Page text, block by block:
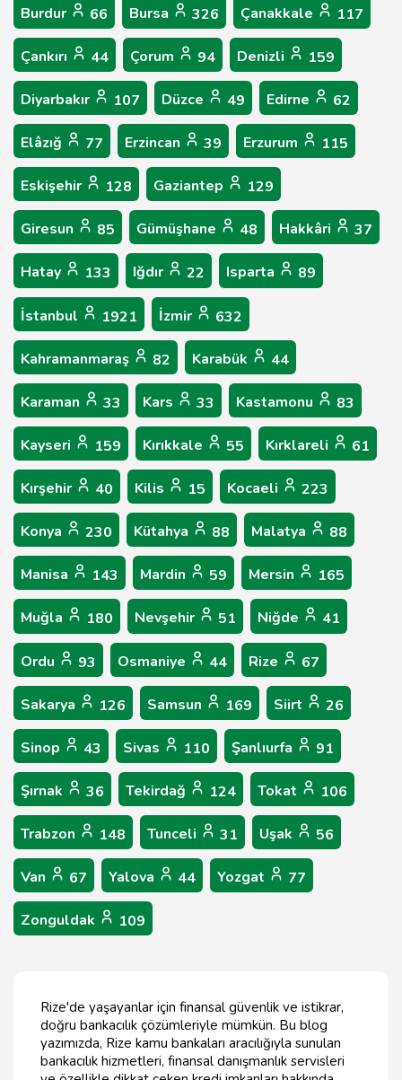
Burdur 66 Bursa 326 Çanakkale 117
Çankırı 44 Çorum 94 Denizli 159
Diyarbakır 107 Düzce 49 Edirne 62
Elâzığ 77 Erzincan 39 Erzurum 115
Eskişehir 128 Gaziantep 129
Giresun 85 Gümüşhane 48 Hakkâri 37
Hatay 133 Iğdır 22 Isparta 89
İstanbul 1921 İzmir 632
Kahramanmaraş 82 Karabük 44
Karaman 33 Kars 33 Kastamonu 83
Kayseri 159 Kırıkkale 55 Kırklareli 61
Kırşehir 40 Kilis 15 Kocaeli 223
Konya 230 Kütahya 88 Malatya 88
Manisa 143 Mardin 59 Mersin 165
Muğla 180 Nevşehir 51 Niğde 41
Ordu 93 Osmaniye 44 Rize 67
Sakarya 126 Samsun 169 Siirt 26
Sinop 43 Sivas 110 Şanlıurfa 91
Şırnak 36 Tekirdağ 124 Tokat 106
Trabzon 148 Tunceli 31 Uşak 56
Van 67 Yalova 44 Yozgat 77
Zonguldak 109
Rize'de yaşayanlar için finansal güvenlik ve istikrar,
doğru bankacılık çözümleriyle mümkün. Bu blog
yazımızda, Rize kamu bankaları aracılığıyla sunulan
bankacılık hizmetleri, finansal danışmanlık servisleri